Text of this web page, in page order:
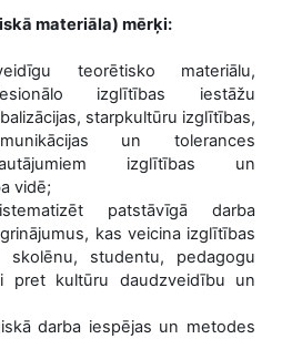
materiāla) mērķi:
teorētisko materiālu,
izglītības iestāžu
starpkultūru izglītības,
un tolerances
izglītības un
vidē;
patstāvīgā darba
kas veicina izglītības
skolēnu, studentu, pedagogu
pret kultūru daudzveidību un
darba iespējas un metodes